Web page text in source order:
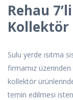
Rehau
Kollektör
Sulu yerde ısıtma
firmamız
kollektör
temin edilmesi